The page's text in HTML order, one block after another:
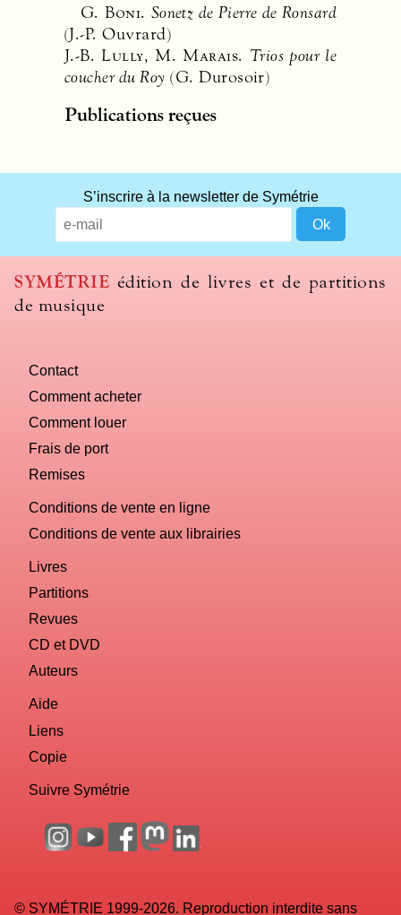
G.Boni. Sonetz de Pierre de Ronsard
(J.-P. Ouvrard)
J.-B. Lully, M.Marais. Trios pour le
coucher du Roy (G. Durosoir)
Publications reçues
S’inscrire à la newsletter de Symétrie
SYMÉTRIE édition de livres et de partitions
de musique
Contact
Comment acheter
Comment louer
Frais de port
Remises
Conditions de vente en ligne
Conditions de vente aux librairies
Livres
Partitions
Revues
CD et DVD
Auteurs
Aide
Liens
Copie
Suivre Symétrie
© SYMÉTRIE 1999-2026. Reproduction interdite sans